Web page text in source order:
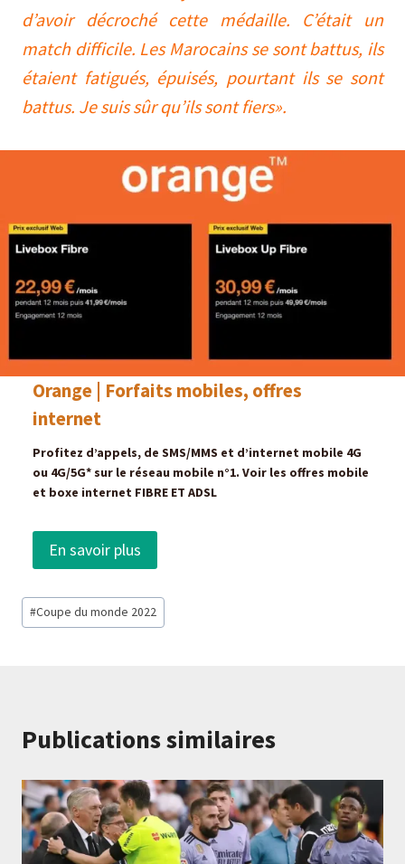
d’avoir décroché cette médaille. C’était un
match difficile. Les Marocains se sont battus, ils
étaient fatigués, épuisés, pourtant ils se sont
battus. Je suis sûr qu’ils sont fiers».
Orange | Forfaits mobiles, offres
internet
Profitez d’appels, de SMS/MMS et d’internet mobile 4G
ou 4G/5G* sur le réseau mobile n°1. Voir les offres mobile
et boxe internet FIBRE ET ADSL
En savoir plus
Étiquettes
de
#Coupe du monde 2022
Publications similaires